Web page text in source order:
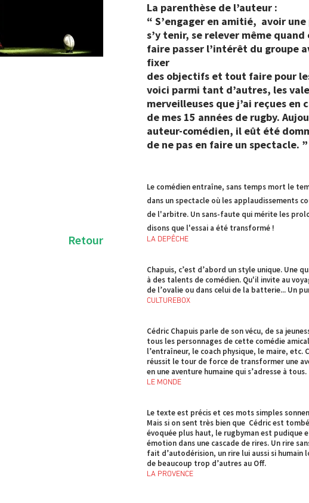
Retour
La parenthèse de l’auteur :
“ S’engager en amitié, avoir
s’y tenir, se relever même
faire passer l’intérêt du groupe
fixer
des objectifs et tout faire pour
voici parmi tant d’autres, les
merveilleuses que j’ai reçues en
de mes 15 années de rugby.
auteur-comédien, il eût été
de ne pas en faire un spectacle. ”
Le comédien entraîne, sans temps mort le
dans un spectacle où les applaudissements
de l'arbitre. Un sans-faute qui mérite les
disons que l'essai a été transformé !
LA DEPÊCHE
Chapuis, c’est d’abord un style unique. Une
à des talents de comédien. Qu'il invite au
de l’ovalie ou dans celui de la batterie... Un
CULTUREBOX
Cédric Chapuis parle de son vécu, de sa
tous les personnages de cette comédie
l’entraîneur, le coach physique, le maire, etc.
réussit le tour de force de transformer une
en une aventure humaine qui s’adresse à tous.
LE MONDE
Le texte est précis et ces mots simples
Mais si on sent très bien que Cédric est
évoquée plus haut, le rugbyman est pudique
émotion dans une cascade de rires. Un rire
fait d’autodérision, un rire lui aussi si humain
de beaucoup trop d’autres au Off.
LA PROVENCE